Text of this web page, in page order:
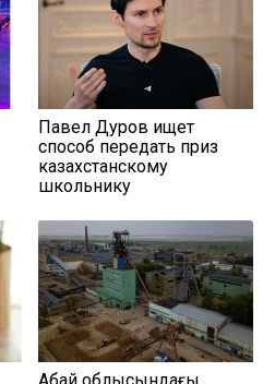
Павел Дуров ищет
способ передать приз
казахстанскому
школьнику